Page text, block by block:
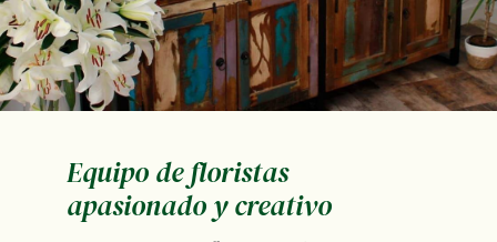
Equipo de floristas
apasionado y creativo